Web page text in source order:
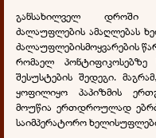
განსახილველ დროში
ძალაუფლების ამაღლებას
ძალაუფლებისმოყვარების
რომაელ
შესუსტების შედეგი.
ყოფილიყო პაპიზმის
მოუწია ერთდროულად
საიმპერატორო